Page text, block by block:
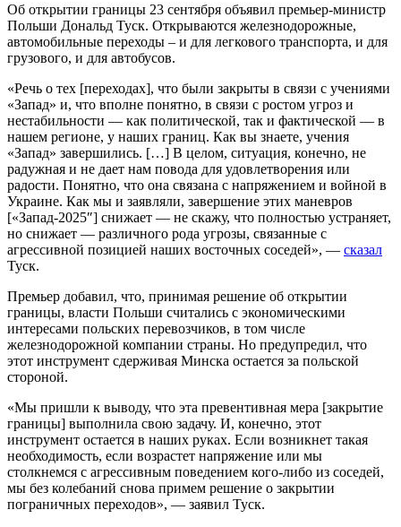
Об открытии границы 23 сентября объявил премьер-министр
Польши Дональд Туск. Открываются железнодорожные,
автомобильные переходы – и для легкового транспорта, и для
грузового, и для автобусов.
«Речь о тех [переходах], что были закрыты в связи с учениями
«Запад» и, что вполне понятно, в связи с ростом угроз и
нестабильности — как политической, так и фактической — в
нашем регионе, у наших границ. Как вы знаете, учения
«Запад» завершились. […] В целом, ситуация, конечно, не
радужная и не дает нам повода для удовлетворения или
радости. Понятно, что она связана с напряжением и войной в
Украине. Как мы и заявляли, завершение этих маневров
[«Запад-2025″] снижает — не скажу, что полностью устраняет,
но снижает — различного рода угрозы, связанные с
агрессивной позицией наших восточных соседей», — сказал
Туск.
Премьер добавил, что, принимая решение об открытии
границы, власти Польши считались с экономическими
интересами польских перевозчиков, в том числе
железнодорожной компании страны. Но предупредил, что
этот инструмент сдерживая Минска остается за польской
стороной.
«Мы пришли к выводу, что эта превентивная мера [закрытие
границы] выполнила свою задачу. И, конечно, этот
инструмент остается в наших руках. Если возникнет такая
необходимость, если возрастет напряжение или мы
столкнемся с агрессивным поведением кого-либо из соседей,
мы без колебаний снова примем решение о закрытии
пограничных переходов», — заявил Туск.